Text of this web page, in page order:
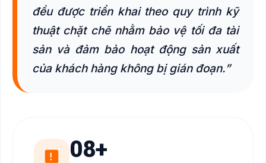
đều được triển khai theo quy trình kỹ
thuật chặt chẽ nhằm bảo vệ tối đa tài
sản và đảm bảo hoạt động sản xuất
của khách hàng không bị gián đoạn.”
08+